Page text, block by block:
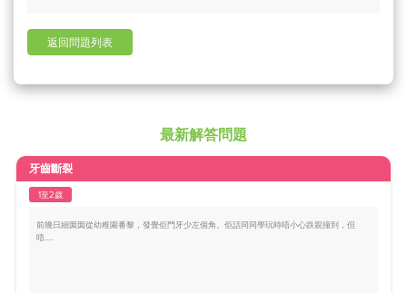
返回問題列表
最新解答問題
牙齒斷裂
1至2歲
前幾日細囡囡從幼稚園番黎，發覺佢門牙少左個角。佢話同同學玩時唔小心跌親撞到，但
唔.....